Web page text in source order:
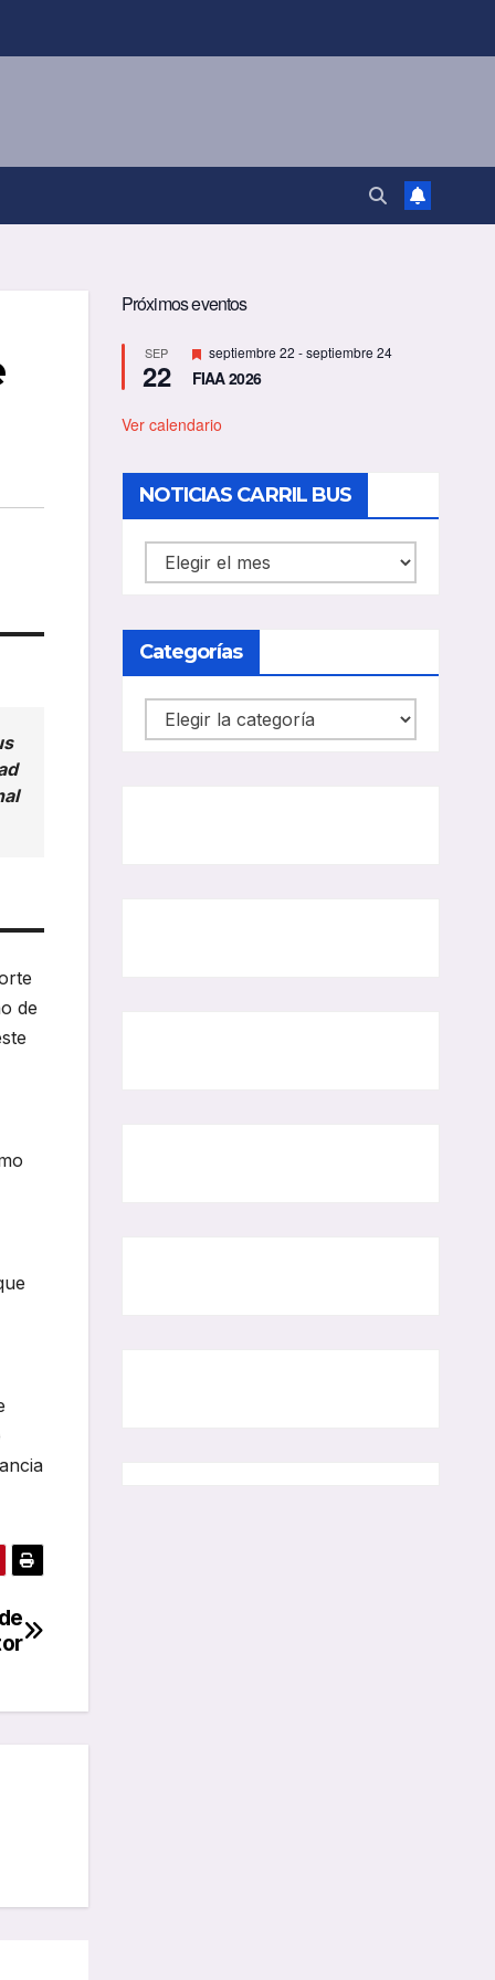
de
Próximos eventos
SEP
22
D
e
s
a
d
o
septiembre 22 -septiembre 24
FIAA 2026
Ver calendario
NOTICIAS CARRIL BUS
NOTICIAS
CARRIL
Categorías
Categorías